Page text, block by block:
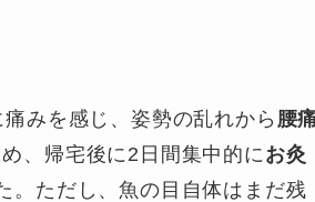
みを感じ、姿勢の乱れから 腰
、帰宅後に2日間集中的に お灸
。ただし、魚の目自体はまだ残